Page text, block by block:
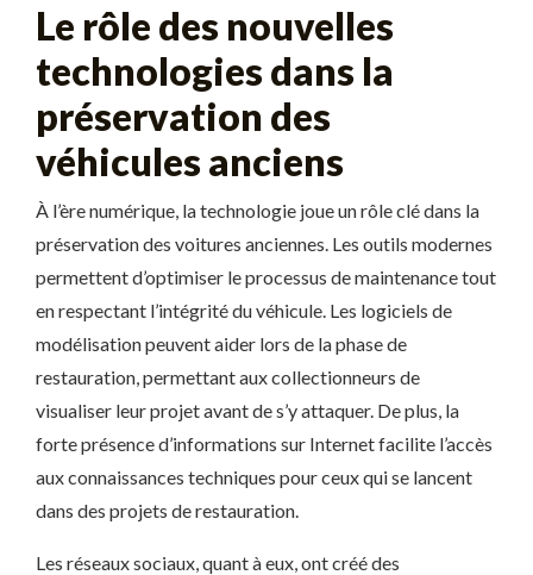
Le rôle des nouvelles
technologies dans la
préservation des
véhicules anciens
À l’ère numérique, la technologie joue un rôle clé dans la
préservation des voitures anciennes. Les outils modernes
permettent d’optimiser le processus de maintenance tout
en respectant l’intégrité du véhicule. Les logiciels de
modélisation peuvent aider lors de la phase de
restauration, permettant aux collectionneurs de
visualiser leur projet avant de s’y attaquer. De plus, la
forte présence d’informations sur Internet facilite l’accès
aux connaissances techniques pour ceux qui se lancent
dans des projets de restauration.
Les réseaux sociaux, quant à eux, ont créé des